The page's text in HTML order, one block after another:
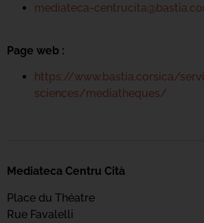
mediateca-
Page web :
https://www.bastia.corsica/
sciences/mediatheques/
Mediateca Centru Cità
Place du Théatre
Rue Favalelli